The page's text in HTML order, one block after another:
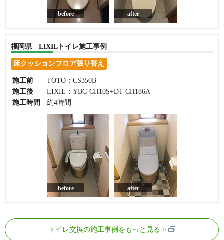
before after
福岡県 LIXILトイレ施工事例
床クッションフロア張り替え
施工前
TOTO：CS350B
施工後
LIXIL：YBC-CH10S+DT-CH186A
施工時間
約4時間
before after
トイレ交換の施工事例をもっと見る